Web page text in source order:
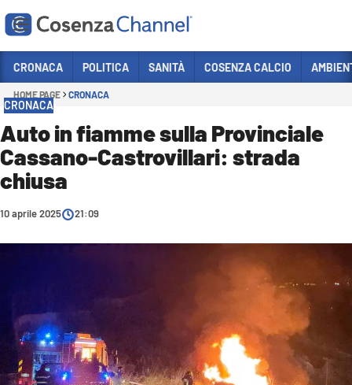
Sezioni
CRONACA
POLITICA
COSENZA CALCIO
ECONOMIA E LAVORO
CULTURA
AMBIENTE
CRONACA POLITICA SANITÀ COSENZA CALCIO
HOME PAGE CRONACA
CRONACA
Auto in fiamme sulla Provinciale
Cassano-Castrovillari: strada
chiusa
10 aprile 2025 21:09